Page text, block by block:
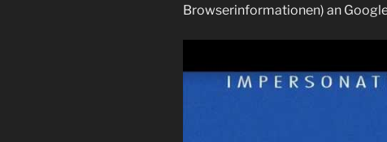
Browserinformationen) an